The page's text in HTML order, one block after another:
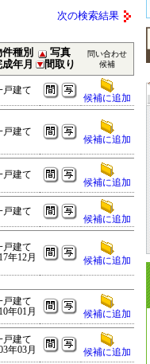
次の検索結果
件種別
成年月
写真
間取り
問い合わせ
候補
戸建て
候補に追加
戸建て
候補に追加
戸建て
候補に追加
戸建て
候補に追加
戸建て
年12月
候補に追加
戸建て
年01月
候補に追加
戸建て
年03月
候補に追加